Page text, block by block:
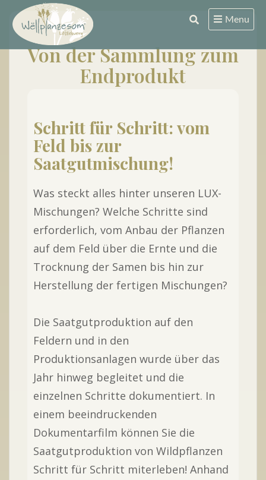
Skip
content
Menu
Von der Sammlung zum
Endprodukt
Schritt für Schritt: vom
Feld bis zur
Saatgutmischung!
Was steckt alles hinter unseren LUX-
Mischungen? Welche Schritte sind
erforderlich, vom Anbau der Pflanzen
auf dem Feld über die Ernte und die
Trocknung der Samen bis hin zur
Herstellung der fertigen Mischungen?
Die Saatgutproduktion auf den
Feldern und in den
Produktionsanlagen wurde über das
Jahr hinweg begleitet und die
einzelnen Schritte dokumentiert. In
einem beeindruckenden
Dokumentarfilm können Sie die
Saatgutproduktion von Wildpflanzen
Schritt für Schritt miterleben! Anhand